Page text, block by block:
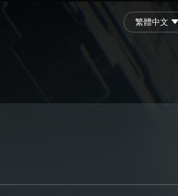
繁體中文